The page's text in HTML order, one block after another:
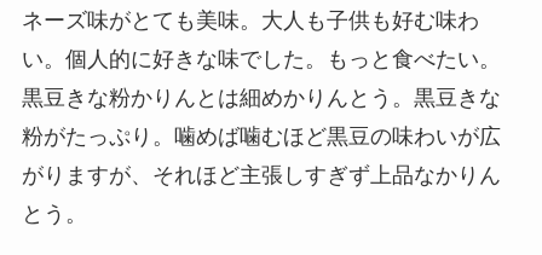
ネーズ味がとても美味。大人も子供も好む味わ
い。個人的に好きな味でした。もっと食べたい。
黒豆きな粉かりんとは細めかりんとう。黒豆きな
粉がたっぷり。噛めば噛むほど黒豆の味わいが広
がりますが、それほど主張しすぎず上品なかりん
とう。